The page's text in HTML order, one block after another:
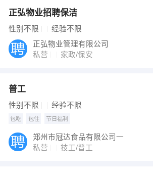
正弘物业招聘保洁
性别不限 经验不限
正弘物业管理有限公司
私营
家政/保安
普工
性别不限 经验不限
包吃 包住 节日福利
郑州市冠达食品有限公司一
私营
技工/普工